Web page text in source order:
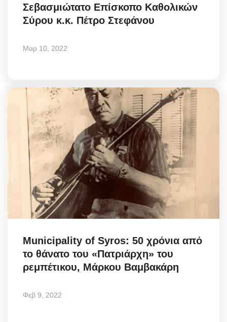
Σεβασμιώτατο Επίσκοπο Καθολικών
Σύρου κ.κ. Πέτρο Στεφάνου
Μαρ 10, 2022
Municipality of Syros: 50 χρόνια από
το θάνατο του «Πατριάρχη» του
ρεμπέτικου, Μάρκου Βαμβακάρη
Φεβ 9, 2022